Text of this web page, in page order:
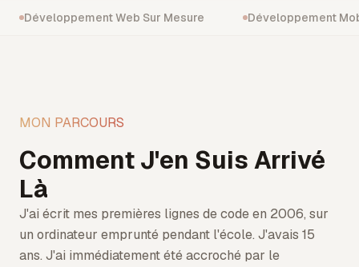
Développement Web Sur Mesure Développement
MON PARCOURS
Comment J'en Suis Arrivé
Là
J'ai écrit mes premières lignes de code en 2006, sur
un ordinateur emprunté pendant l'école. J'avais 15
ans. J'ai immédiatement été accroché par le